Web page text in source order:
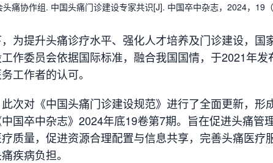
痛协作组. 中国头痛门诊建设专家共识[J]. 中国卒中杂志，2024，19
为提升头痛诊疗水平、强化人才培养及门诊建设，国
作委员会依据国际标准，融合我国国情，于2021年发
工作者的认可。
次对《中国头痛门诊建设规范》进行了全面更新，形
国卒中杂志》2024年底19卷第7期。旨在促进头痛管
质量，促进资源合理配置与信息共享，完善头痛医疗
疾病负担。